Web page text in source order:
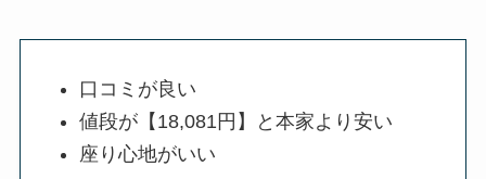
口コミが良い
値段が【18,081円】と本家より安い
座り心地がいい